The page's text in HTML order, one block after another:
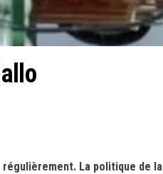
La politique de la